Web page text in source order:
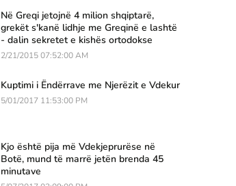
Në Greqi jetojnë 4 milion shqiptarë,
grekët s'kanë lidhje me Greqinë e lashtë
- dalin sekretet e kishës ortodokse
2/21/2015 07:52:00 AM
Kuptimi i Ëndërrave me Njerëzit e Vdekur
5/01/2017 11:53:00 PM
Kjo është pija më Vdekjeprurëse në
Botë, mund të marrë jetën brenda 45
minutave